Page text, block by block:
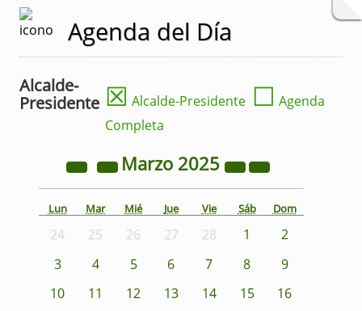
Agenda del Día
Alcalde-
Presidente ☒ Alcalde-Presidente ☐ Agenda
Completa
Marzo 2025
Lun Mar Mié Jue Vie Sáb Dom
24 25 26 27 28 1
2
3
4 5 6 7 8
9
10
11 12 13 14 15
16